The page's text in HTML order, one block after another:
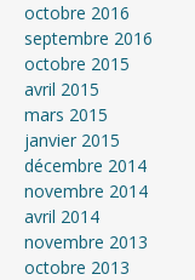
octobre 2016
septembre 2016
octobre 2015
avril 2015
mars 2015
janvier 2015
décembre 2014
novembre 2014
avril 2014
novembre 2013
octobre 2013